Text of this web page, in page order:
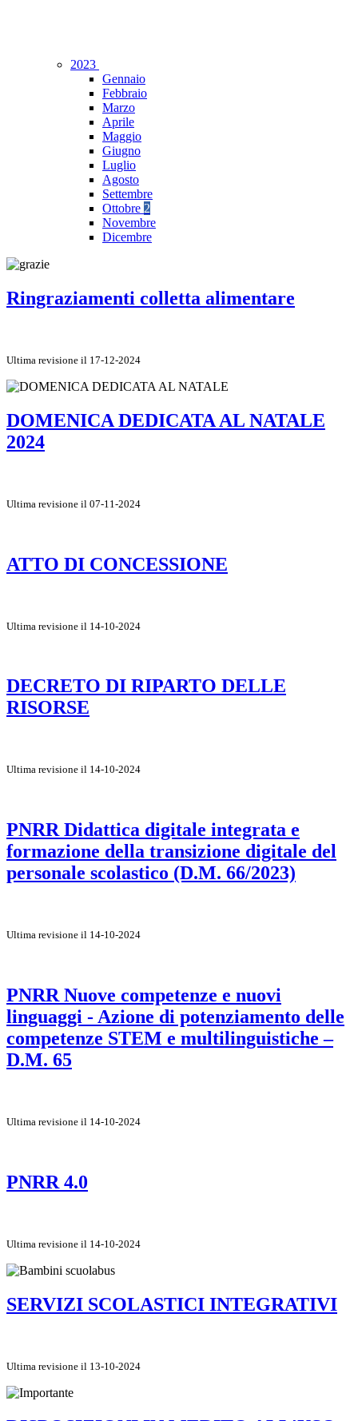
2023
Gennaio
Febbraio
Marzo
Aprile
Maggio
Giugno
Luglio
Agosto
Settembre
Ottobre 2
Novembre
Dicembre
Ringraziamenti colletta alimentare
Ultima revisione il 17-12-2024
DOMENICA DEDICATA AL NATALE
2024
Ultima revisione il 07-11-2024
ATTO DI CONCESSIONE
Ultima revisione il 14-10-2024
DECRETO DI RIPARTO DELLE
RISORSE
Ultima revisione il 14-10-2024
PNRR Didattica digitale integrata e
formazione della transizione digitale del
personale scolastico (D.M. 66/2023)
Ultima revisione il 14-10-2024
PNRR Nuove competenze e nuovi
linguaggi - Azione di potenziamento delle
competenze STEM e multilinguistiche –
D.M. 65
Ultima revisione il 14-10-2024
PNRR 4.0
Ultima revisione il 14-10-2024
SERVIZI SCOLASTICI INTEGRATIVI
Ultima revisione il 13-10-2024